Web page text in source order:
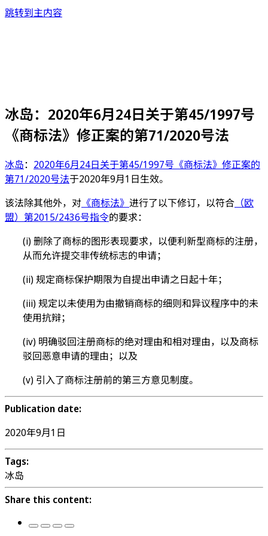
跳转到主内容
冰岛：2020年6月24日关于第45/1997号
《商标法》修正案的第71/2020号法
冰岛： 2020年6月24日关于第45/1997号《商标法》修正案的
第71/2020号法于2020年9月1日生效。
该法除其他外，对 《商标法》 进行了以下修订，以符合 （欧
盟）第2015/2436号指令的要求：
(i) 删除了商标的图形表现要求，以便利新型商标的注册，
从而允许提交非传统标志的申请；
(ii) 规定商标保护期限为自提出申请之日起十年；
(iii) 规定以未使用为由撤销商标的细则和异议程序中的未
使用抗辩；
(iv) 明确驳回注册商标的绝对理由和相对理由，以及商标
驳回恶意申请的理由；以及
(v) 引入了商标注册前的第三方意见制度。
Publication date:
2020年9月1日
Tags:
冰岛
Share this content: